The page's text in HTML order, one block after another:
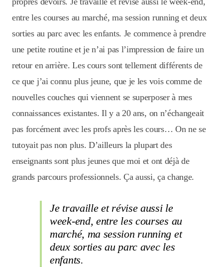
entre les courses au marché, ma session running et deux
sorties au parc avec les enfants. Je commence à prendre
une petite routine et je n’ai pas l’impression de faire un
retour en arrière. Les cours sont tellement différents de
ce que j’ai connu plus jeune, que je les vois comme de
nouvelles couches qui viennent se superposer à mes
connaissances existantes. Il y a 20 ans, on n’échangeait
pas forcément avec les profs après les cours… On ne se
tutoyait pas non plus. D’ailleurs la plupart des
enseignants sont plus jeunes que moi et ont déjà de
grands parcours professionnels. Ça aussi, ça change.
Je travaille et révise aussi le
week-end, entre les courses au
marché, ma session running et
deux sorties au parc avec les
enfants.